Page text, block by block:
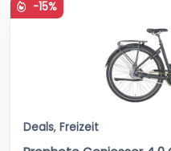
-15%
Deals, Freizeit